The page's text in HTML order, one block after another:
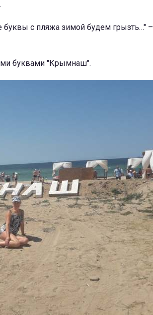
.
буквы с пляжа зимой будем грызть…" –
буквами "Крымнаш".